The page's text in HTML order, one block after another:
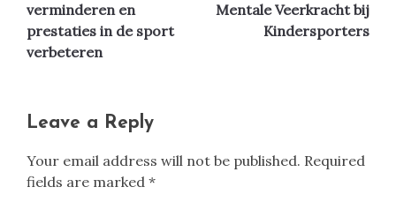
verminderen en
prestaties in de sport
verbeteren
Mentale Veerkracht bij
Kindersporters
Leave a Reply
Your email address will not be published. Required
fields are marked *